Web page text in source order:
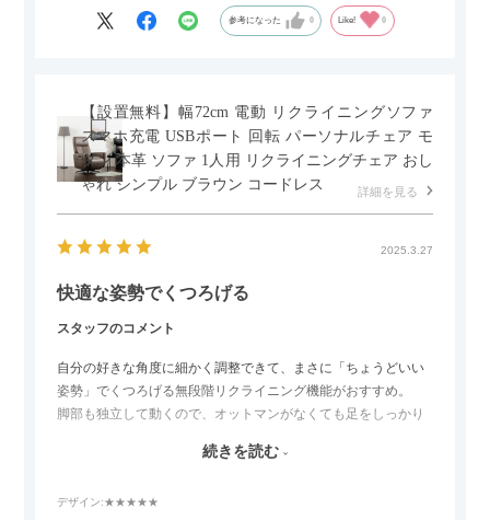
参考になった 0 Like! 0
【設置無料】幅72cm 電動 リクライニングソファ
スマホ充電 USBポート 回転 パーソナルチェア モ
ダン 本革 ソファ 1人用 リクライニングチェア おし
ゃれ シンプル ブラウン コードレス
詳細を見る
2025.3.27
快適な姿勢でくつろげる
スタッフのコメント
自分の好きな角度に細かく調整できて、まさに「ちょうどいい
姿勢」でくつろげる無段階リクライニング機能がおすすめ。
脚部も独立して動くので、オットマンがなくても足をしっかり
スマホやタブレットを充電しながらリラックスできるのが嬉し
続きを読む
デザイン:★★★★★